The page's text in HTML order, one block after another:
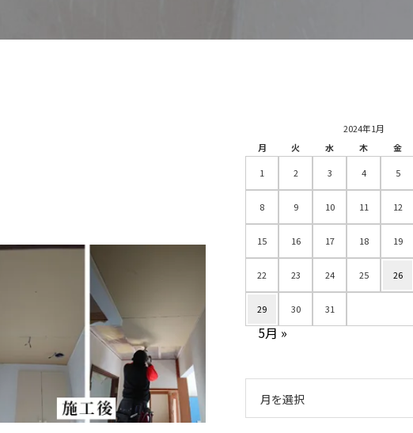
2024年1月
月
火 水 木 金
1
2 3 4 5
8 9 10 11 12
15 16 17 18 19
22 23 24 25 26
29 30 31
5月 »
月を選択